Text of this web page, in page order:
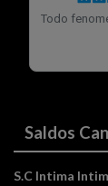
Saldos
S.C Intima